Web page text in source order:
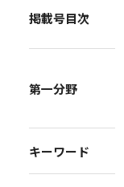
掲載号目次
第一分野
キーワード